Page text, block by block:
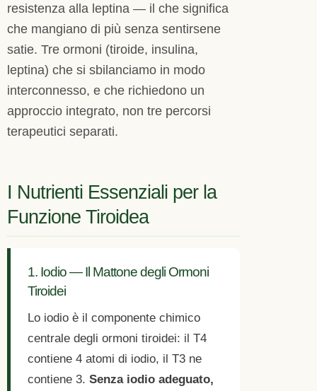
resistenza alla leptina — il che significa
che mangiano di più senza sentirsene
satie. Tre ormoni (tiroide, insulina,
leptina) che si sbilanciamo in modo
interconnesso, e che richiedono un
approccio integrato, non tre percorsi
terapeutici separati.
I Nutrienti Essenziali per la
Funzione Tiroidea
1. Iodio — Il Mattone degli Ormoni
Tiroidei
Lo iodio è il componente chimico
centrale degli ormoni tiroidei: il T4
contiene 4 atomi di iodio, il T3 ne
contiene 3. Senza iodio adeguato,